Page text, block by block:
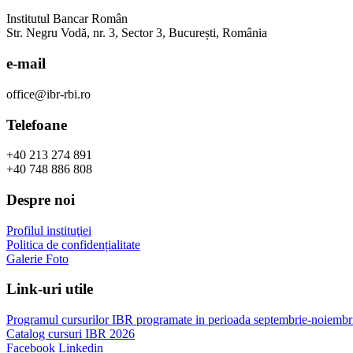
Institutul Bancar Român
Str. Negru Vodă, nr. 3, Sector 3, București, România
e-mail
office@ibr-rbi.ro
Telefoane
+40 213 274 891
+40 748 886 808
Despre noi
Profilul instituţiei
Politica de confidențialitate
Galerie Foto
Link-uri utile
Programul cursurilor IBR programate in perioada septembrie-
Catalog cursuri IBR 2026
Facebook Linkedin